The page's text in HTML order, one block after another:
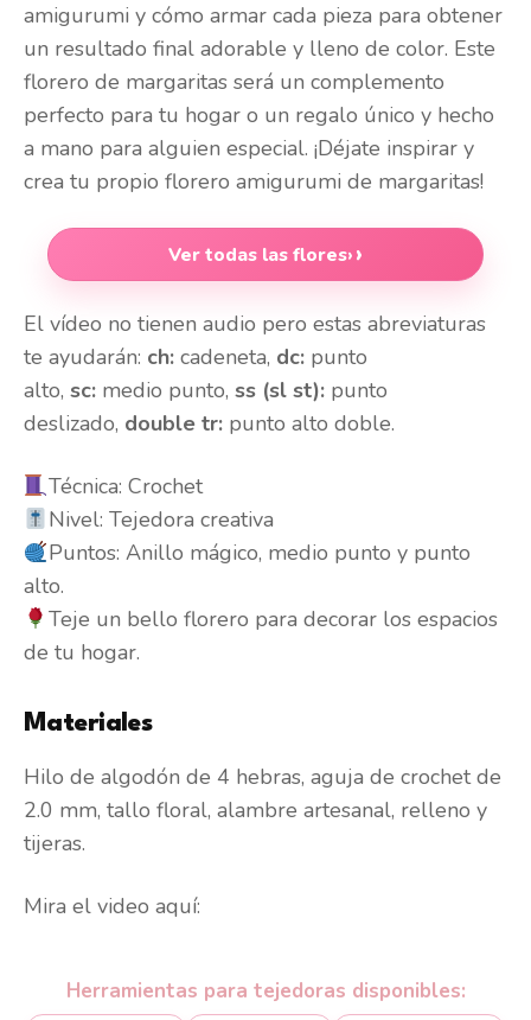
amigurumi y cómo armar cada pieza para obtener
un resultado final adorable y lleno de color. Este
florero de margaritas será un complemento
perfecto para tu hogar o un regalo único y hecho
a mano para alguien especial. ¡Déjate inspirar y
crea tu propio florero amigurumi de margaritas!
Ver todas las flores›
El vídeo no tienen audio pero estas abreviaturas
te ayudarán: ch: cadeneta, dc: punto
alto, sc: medio punto, ss (sl st): punto
deslizado, double tr: punto alto doble.
Técnica: Crochet
Nivel: Tejedora creativa
Puntos: Anillo mágico, medio punto y punto
alto.
Teje un bello florero para decorar los espacios
de tu hogar.
Materiales
Hilo de algodón de 4 hebras, aguja de crochet de
2.0 mm, tallo floral, alambre artesanal, relleno y
tijeras.
Mira el video aquí:
Herramientas para tejedoras disponibles: